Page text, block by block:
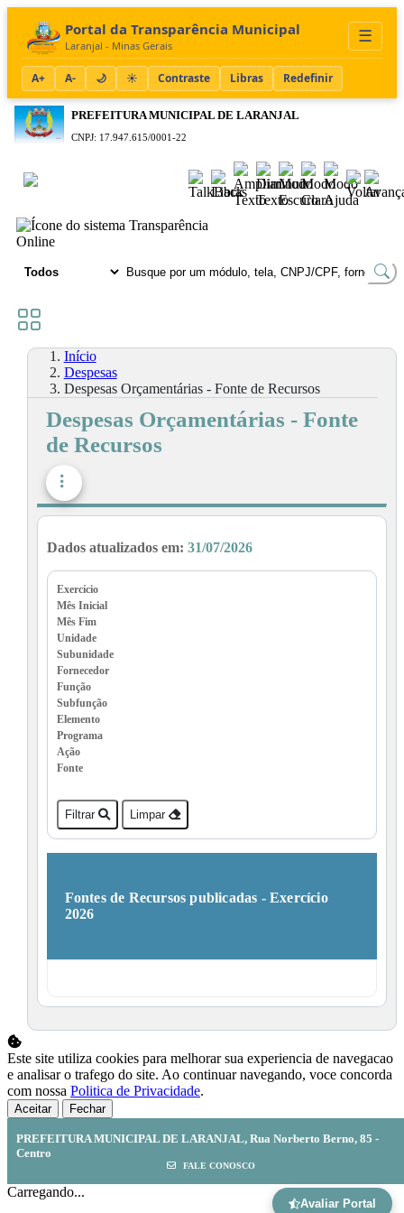
Portal da Transparência Municipal
Laranjal - Minas Gerais ☰
A+ A- 🌙 ☀️ Contraste Libras Redefinir
PREFEITURA MUNICIPAL DE LARANJAL
CNPJ: 17.947.615/0001-22
Avaliar Portal
Início
Despesas
Despesas Orçamentárias - Fonte de Recursos
Despesas Orçamentárias - Fonte
de Recursos
Dados atualizados em: 31/07/2026
Exercício
Mês Inicial
Mês Fim
Unidade
Subunidade
Fornecedor
Função
Subfunção
Elemento
Programa
Ação
Fonte
Filtrar Limpar
Fontes de Recursos publicadas - Exercício
2026
Este site utiliza cookies para melhorar sua experiencia de navegacao
e analisar o trafego do site. Ao continuar navegando, voce concorda
com nossa Politica de Privacidade.
Aceitar Fechar
PREFEITURA MUNICIPAL DE LARANJAL, Rua Norberto Berno, 85 -
Centro
FALE CONOSCO
Carregando...